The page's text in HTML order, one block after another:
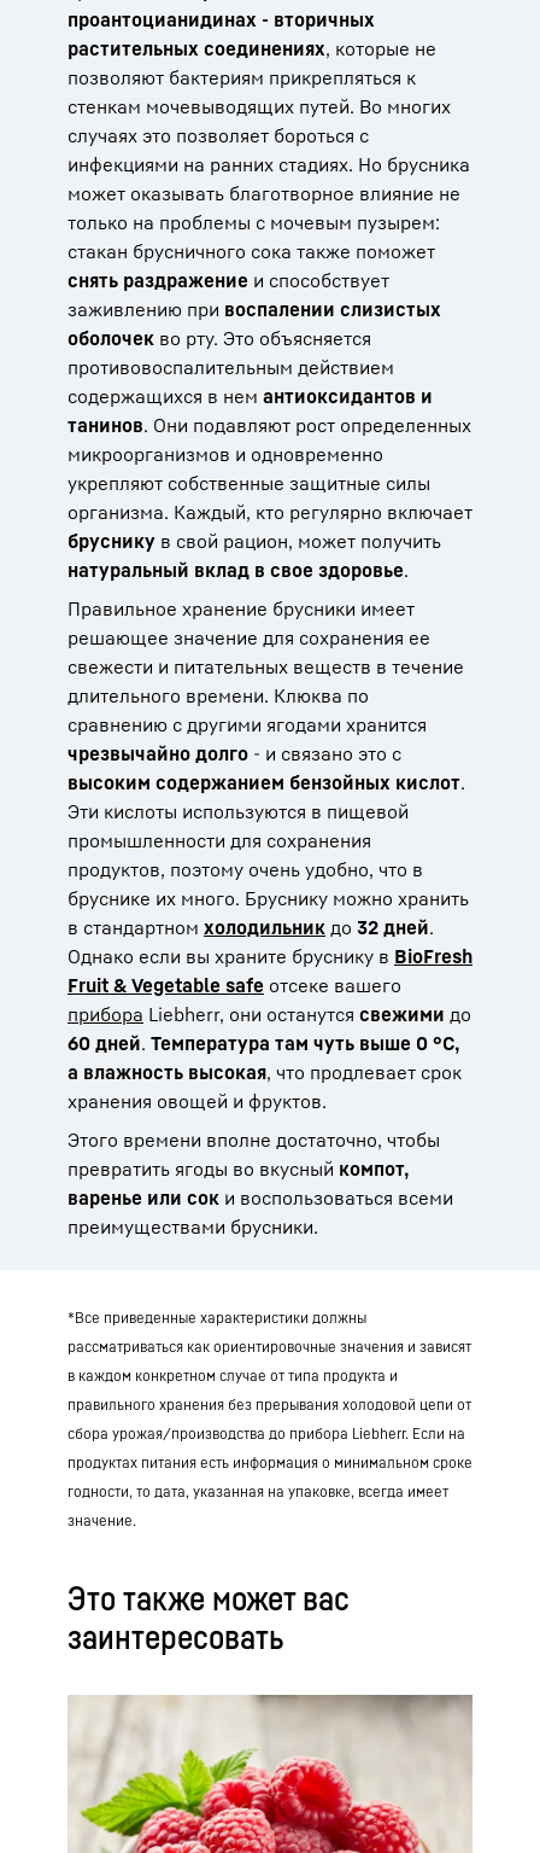
проантоцианидинах - вторичных
растительных соединениях, которые не
позволяют бактериям прикрепляться к
стенкам мочевыводящих путей. Во многих
случаях это позволяет бороться с
инфекциями на ранних стадиях. Но брусника
может оказывать благотворное влияние не
только на проблемы с мочевым пузырем:
стакан брусничного сока также поможет
снять раздражение и способствует
заживлению при воспалении слизистых
оболочек во рту. Это объясняется
противовоспалительным действием
содержащихся в нем антиоксидантов и
танинов. Они подавляют рост определенных
микроорганизмов и одновременно
укрепляют собственные защитные силы
организма. Каждый, кто регулярно включает
бруснику в свой рацион, может получить
натуральный вклад в свое здоровье.
Правильное хранение брусники имеет
решающее значение для сохранения ее
свежести и питательных веществ в течение
длительного времени. Клюква по
сравнению с другими ягодами хранится
чрезвычайно долго - и связано это с
высоким содержанием бензойных кислот.
Эти кислоты используются в пищевой
промышленности для сохранения
продуктов, поэтому очень удобно, что в
бруснике их много. Бруснику можно хранить
в стандартном холодильник до 32 дней.
Однако если вы храните бруснику в BioFresh
Fruit & Vegetable safe отсеке вашего
прибора Liebherr, они останутся свежими до
60 дней. Температура там чуть выше 0 °C,
а влажность высокая, что продлевает срок
хранения овощей и фруктов.
Этого времени вполне достаточно, чтобы
превратить ягоды во вкусный компот,
варенье или сок и воспользоваться всеми
преимуществами брусники.
*Все приведенные характеристики должны
рассматриваться как ориентировочные значения и зависят
в каждом конкретном случае от типа продукта и
правильного хранения без прерывания холодовой цепи от
сбора урожая/производства до прибора Liebherr. Если на
продуктах питания есть информация о минимальном сроке
годности, то дата, указанная на упаковке, всегда имеет
значение.
Это также может вас
заинтересовать